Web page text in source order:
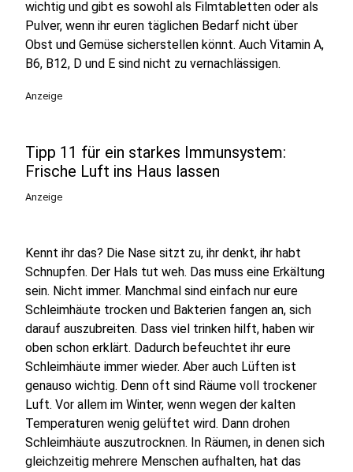
wichtig und gibt es sowohl als Filmtabletten oder als
Pulver, wenn ihr euren täglichen Bedarf nicht über
Obst und Gemüse sicherstellen könnt. Auch Vitamin A,
B6, B12, D und E sind nicht zu vernachlässigen.
Anzeige
Tipp 11 für ein starkes Immunsystem:
Frische Luft ins Haus lassen
Anzeige
Kennt ihr das? Die Nase sitzt zu, ihr denkt, ihr habt
Schnupfen. Der Hals tut weh. Das muss eine Erkältung
sein. Nicht immer. Manchmal sind einfach nur eure
Schleimhäute trocken und Bakterien fangen an, sich
darauf auszubreiten. Dass viel trinken hilft, haben wir
oben schon erklärt. Dadurch befeuchtet ihr eure
Schleimhäute immer wieder. Aber auch Lüften ist
genauso wichtig. Denn oft sind Räume voll trockener
Luft. Vor allem im Winter, wenn wegen der kalten
Temperaturen wenig gelüftet wird. Dann drohen
Schleimhäute auszutrocknen. In Räumen, in denen sich
gleichzeitig mehrere Menschen aufhalten, hat das